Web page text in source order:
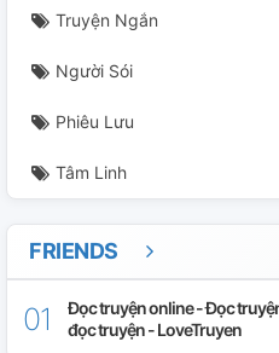
Truyện Ngắn
Người Sói
Phiêu Lưu
Tâm Linh
FRIENDS
Đọc truyện online - Đọc
đọc truyện - LoveTruyen